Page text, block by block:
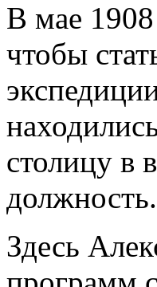
В мае
чтобы
столицу в
должность.
Здесь